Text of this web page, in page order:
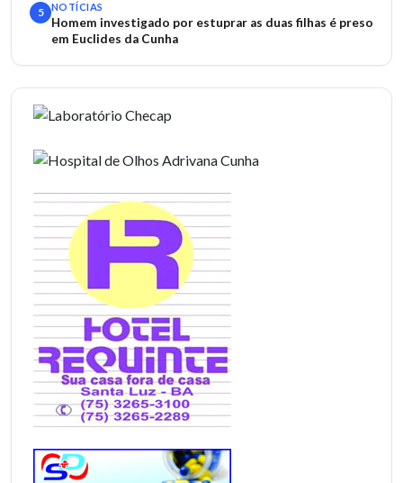
5 NOTÍCIAS
Homem investigado por estuprar as duas filhas é preso
em Euclides da Cunha